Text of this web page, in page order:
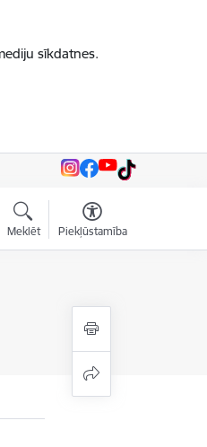
sīkdatnes.
Meklēt Piekļūstamība